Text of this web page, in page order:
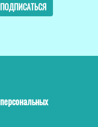
ПОДПИСАТЬСЯ